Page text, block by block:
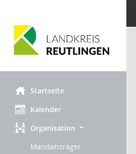
Startseite
Kalender
Organisation
Mandatsträger